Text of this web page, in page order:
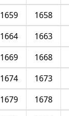
1658
1659
1663
1664
1668
1669
1673
1674
1678
1679